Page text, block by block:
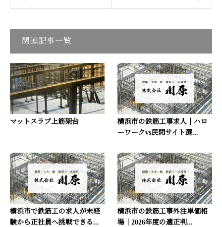
関連記事一覧
マットスラブ上筋架台
横浜市の鉄筋工事求人｜ハロ
ーワークvs民間サイト選...
横浜市で鉄筋工の求人が未経
験から正社員へ挑戦できる...
横浜市の鉄筋工事外注単価相
場｜2026年度の適正判...